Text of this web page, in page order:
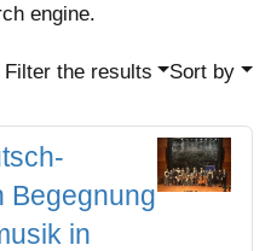
engine.
Filter the results Sort by
Begegnung
in